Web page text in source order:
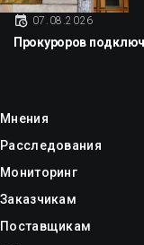
07.08.2026
Прокуроров
Мнения
Расследования
Мониторинг
Заказчикам
Поставщикам